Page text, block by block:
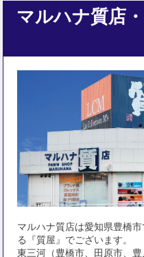
マルハナ質店
マルハナ質店は愛知県豊橋
る『質屋』でございます。
東三河（豊橋市、田原市、